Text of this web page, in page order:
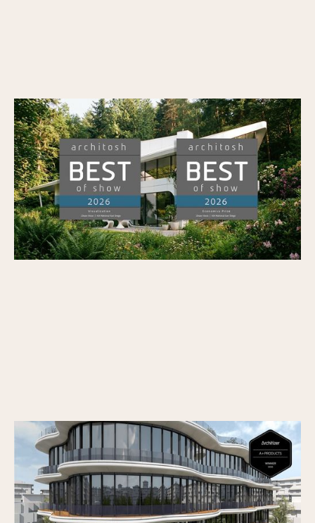
Veras remporte le prix « BEST of SHOW »
d’Architosh dans la catégorie « Visualization
» ainsi que le prix « Economics » lors de
l’AIA26
Publié le 7/7/2026
Vectorworks Architecture 2026 remporte
l’Architizer A+Product Popular Choice Award
Publié le30/6/2026